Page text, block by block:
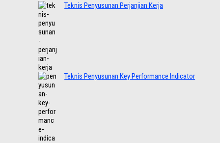
Teknis Penyusunan Perjanjian Kerja
Teknis Penyusunan Key Performance Indicator